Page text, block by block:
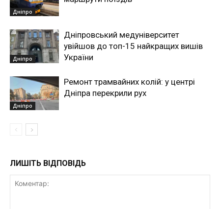
Дніпро
Дніпро
Дніпровський медуніверситет
увійшов до топ-15 найкращих вишів
України
Дніпро
Ремонт трамвайних колій: у центрі
Дніпра перекрили рух
ЛИШІТЬ ВІДПОВІДЬ